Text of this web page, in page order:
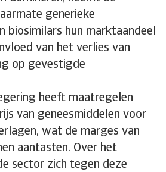
generieke
biosimilars hun marktaandeel
van het verlies van
op gevestigde
heeft maatregelen
van geneesmiddelen voor
wat de marges van
aantasten. Over het
sector zich tegen deze